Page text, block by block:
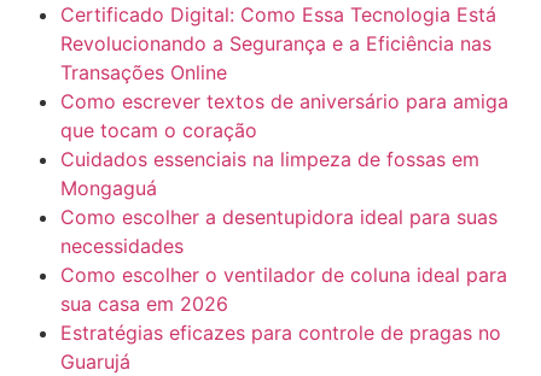
Certificado Digital: Como Essa Tecnologia Está
Revolucionando a Segurança e a Eficiência nas
Transações Online
Como escrever textos de aniversário para amiga
que tocam o coração
Cuidados essenciais na limpeza de fossas em
Mongaguá
Como escolher a desentupidora ideal para suas
necessidades
Como escolher o ventilador de coluna ideal para
sua casa em 2026
Estratégias eficazes para controle de pragas no
Guarujá